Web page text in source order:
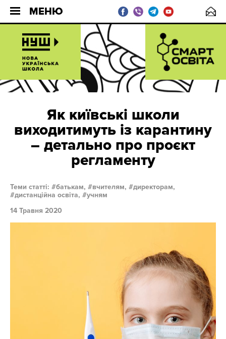
МЕНЮ
Як київські школи
виходитимуть із карантину
– детально про проєкт
регламенту
Теми статті: батькам, вчителям,
директорам,
дистанційна освіта,
учням
14 Травня 2020